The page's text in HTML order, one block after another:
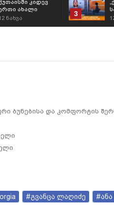
კიდევ
ახალი
ნახვა
3
ბუნებისა და კომფორტის
#გვანცა ლაღიძე #ანა